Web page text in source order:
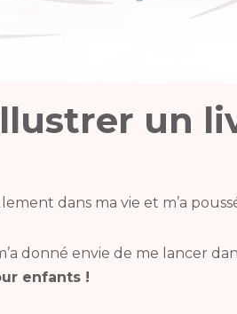
un
dans ma vie et m’a
donné envie de me lancer
enfants !